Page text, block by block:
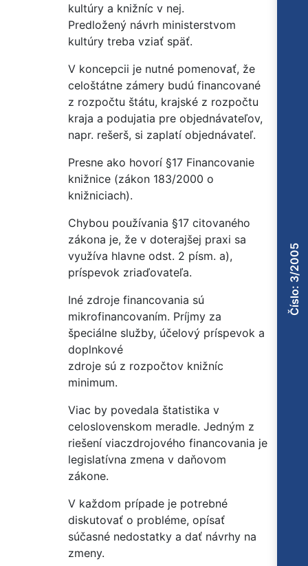
kultúry a knižníc v nej.
Predložený návrh ministerstvom
kultúry treba vziať späť.
V koncepcii je nutné pomenovať, že
celoštátne zámery budú financované
z rozpočtu štátu, krajské z rozpočtu
kraja a podujatia pre objednávateľov,
napr. rešerš, si zaplatí objednávateľ.
Presne ako hovorí §17 Financovanie
knižnice (zákon 183/2000 o
knižniciach).
Chybou používania §17 citovaného
zákona je, že v doterajšej praxi sa
využíva hlavne odst. 2 písm. a),
príspevok zriaďovateľa.
Iné zdroje financovania sú
mikrofinancovaním. Príjmy za
špeciálne služby, účelový príspevok a
doplnkové
zdroje sú z rozpočtov knižníc
minimum.
Viac by povedala štatistika v
celoslovenskom meradle. Jedným z
riešení viaczdrojového financovania je
legislatívna zmena v daňovom
zákone.
V každom prípade je potrebné
diskutovať o probléme, opísať
súčasné nedostatky a dať návrhy na
zmeny.
Číslo: 3/2005